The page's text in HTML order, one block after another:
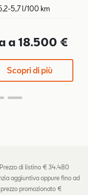
5,7 l/100 km
a 18.500 €
Scopri di più
Prezzo di listino € 34.480
aggiuntiva oppure fino ad
promozionato €